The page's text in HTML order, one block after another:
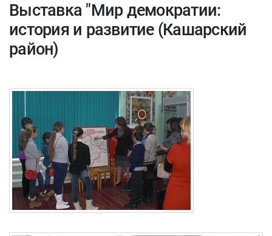
Выставка "Мир демократии:
история и развитие (Кашарский
район)